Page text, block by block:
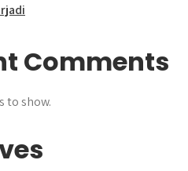
Comments
to show.